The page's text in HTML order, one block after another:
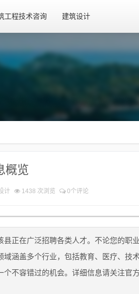
工程技术咨询 建筑设计
概览
计 1438 次浏览 0个评论
县正在广泛招聘各类人才。不论您的职
域涵盖多个行业，包括教育、医疗、技
个不容错过的机会。详细信息请关注官